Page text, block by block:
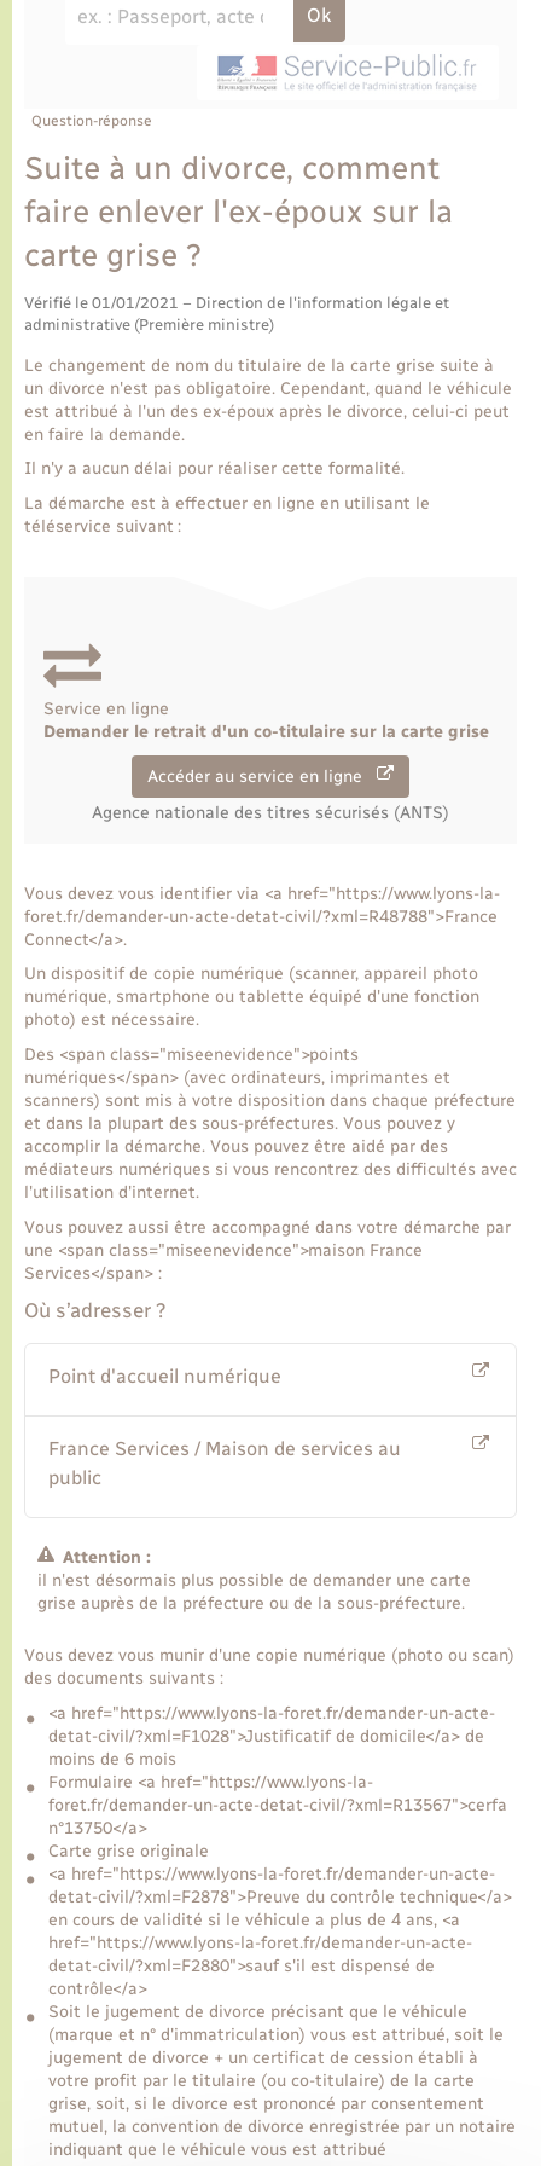
Bulletins d'informations communales
Le personnel municipal
Comment venir à Lyons-la-Forêt
Plan interactif
Présentation de la commune
Histoire et patrimoine
Permis de détention de chien
Social
CIDFF
Etat-civil - Papiers - Citoyenneté
Logement - Urbanisme
Loisirs
Marchés de Lyons-la-Forêt
Nouvel habitant
Numérique et services - accompagnement
Organisation d’événement
Seniors
Transports scolaires
Voirie et espace public
Travaux - Autorisation d’occupation de l’espace
Question-réponse
Suite à un divorce, comment
faire enlever l'ex-époux sur la
carte grise ?
Vérifié le 01/01/2021 – Direction de l'information légale et
administrative (Première ministre)
Le changement de nom du titulaire de la carte grise suite à
un divorce n'est pas obligatoire. Cependant, quand le véhicule
est attribué à l'un des ex-époux après le divorce, celui-ci peut
en faire la demande.
Il n'y a aucun délai pour réaliser cette formalité.
La démarche est à effectuer en ligne en utilisant le
téléservice suivant :
Service en ligne
Demander le retrait d'un co-titulaire sur la carte grise
Accéder au service en ligne
Agence nationale des titres sécurisés (ANTS)
Vous devez vous identifier via <a href="https://www.lyons-la-
foret.fr/demander-un-acte-detat-civil/?xml=R48788">France
Connect</a>.
Un dispositif de copie numérique (scanner, appareil photo
numérique, smartphone ou tablette équipé d'une fonction
photo) est nécessaire.
Des <span class="miseenevidence">points
numériques</span> (avec ordinateurs, imprimantes et
scanners) sont mis à votre disposition dans chaque préfecture
et dans la plupart des sous-préfectures. Vous pouvez y
accomplir la démarche. Vous pouvez être aidé par des
médiateurs numériques si vous rencontrez des difficultés avec
l'utilisation d'internet.
Vous pouvez aussi être accompagné dans votre démarche par
une <span class="miseenevidence">maison France
Services</span> :
Où s’adresser ?
Point d'accueil numérique
France Services / Maison de services au
public
Attention :
il n'est désormais plus possible de demander une carte
grise auprès de la préfecture ou de la sous-préfecture.
Vous devez vous munir d'une copie numérique (photo ou scan)
des documents suivants :
<a href="https://www.lyons-la-foret.fr/demander-un-acte-
detat-civil/?xml=F1028">Justificatif de domicile</a> de
moins de 6 mois
Formulaire <a href="https://www.lyons-la-
foret.fr/demander-un-acte-detat-civil/?xml=R13567">cerfa
n°13750</a>
Carte grise originale
<a href="https://www.lyons-la-foret.fr/demander-un-acte-
detat-civil/?xml=F2878">Preuve du contrôle technique</a>
en cours de validité si le véhicule a plus de 4 ans, <a
href="https://www.lyons-la-foret.fr/demander-un-acte-
detat-civil/?xml=F2880">sauf s'il est dispensé de
contrôle</a>
Soit le jugement de divorce précisant que le véhicule
(marque et n° d'immatriculation) vous est attribué, soit le
jugement de divorce + un certificat de cession établi à
votre profit par le titulaire (ou co-titulaire) de la carte
grise, soit, si le divorce est prononcé par consentement
mutuel, la convention de divorce enregistrée par un notaire
indiquant que le véhicule vous est attribué